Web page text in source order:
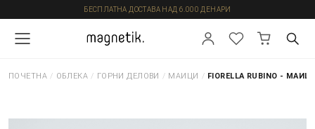
БЕСПЛАТНА ДОСТАВА НАД 6.000 ДЕНАРИ
ПОЧЕТНА / ОБЛЕКА / ГОРНИ ДЕЛОВИ / МАИЦИ / FIORELLA RUBINO -